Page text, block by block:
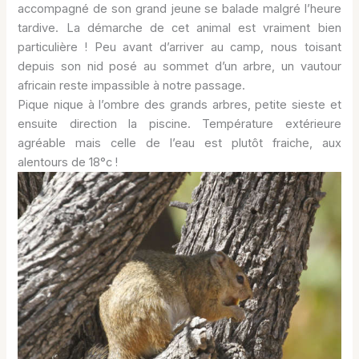
accompagné de son grand jeune se balade malgré l’heure
tardive. La démarche de cet animal est vraiment bien
particulière ! Peu avant d’arriver au camp, nous toisant
depuis son nid posé au sommet d’un arbre, un vautour
africain reste impassible à notre passage.
Pique nique à l’ombre des grands arbres, petite sieste et
ensuite direction la piscine. Température extérieure
agréable mais celle de l’eau est plutôt fraiche, aux
alentours de 18°c !